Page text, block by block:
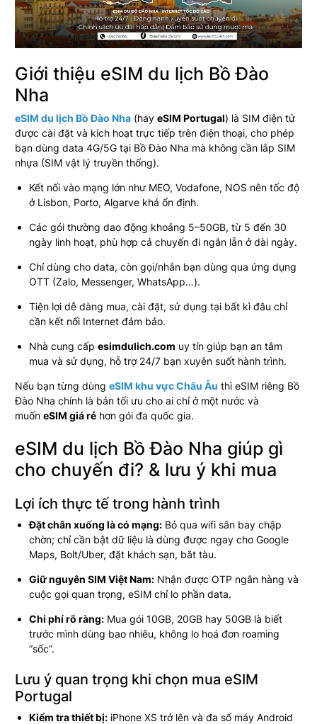
Giới thiệu eSIM du lịch Bồ Đào
Nha
eSIM du lịch Bồ Đào Nha (hay eSIM Portugal) là SIM điện tử
được cài đặt và kích hoạt trực tiếp trên điện thoại, cho phép
bạn dùng data 4G/5G tại Bồ Đào Nha mà không cần lắp SIM
nhựa (SIM vật lý truyền thống).
Kết nối vào mạng lớn như MEO, Vodafone, NOS nên tốc độ
ở Lisbon, Porto, Algarve khá ổn định.
Các gói thường dao động khoảng 5–50GB, từ 5 đến 30
ngày linh hoạt, phù hợp cả chuyến đi ngắn lẫn ở dài ngày.
Chỉ dùng cho data, còn gọi/nhắn bạn dùng qua ứng dụng
OTT (Zalo, Messenger, WhatsApp…).
Tiện lợi dễ dàng mua, cài đặt, sử dụng tại bất kì đâu chỉ
cần kết nối Internet đảm bảo.
Nhà cung cấp esimdulich.com uy tín giúp bạn an tâm
mua và sử dụng, hỗ trợ 24/7 bạn xuyên suốt hành trình.
Nếu bạn từng dùng eSIM khu vực Châu Âu thì eSIM riêng Bồ
Đào Nha chính là bản tối ưu cho ai chỉ ở một nước và
muốn eSIM giá rẻ hơn gói đa quốc gia.
eSIM du lịch Bồ Đào Nha giúp gì
cho chuyến đi? & lưu ý khi mua
Lợi ích thực tế trong hành trình
Đặt chân xuống là có mạng: Bỏ qua wifi sân bay chập
chờn; chỉ cần bật dữ liệu là dùng được ngay cho Google
Maps, Bolt/Uber, đặt khách sạn, bắt tàu.
Giữ nguyên SIM Việt Nam: Nhận được OTP ngân hàng và
cuộc gọi quan trọng, eSIM chỉ lo phần data.
Chi phí rõ ràng: Mua gói 10GB, 20GB hay 50GB là biết
trước mình dùng bao nhiêu, không lo hoá đơn roaming
“sốc”.
Lưu ý quan trọng khi chọn mua eSIM
Portugal
Kiểm tra thiết bị: iPhone XS trở lên và đa số máy Android